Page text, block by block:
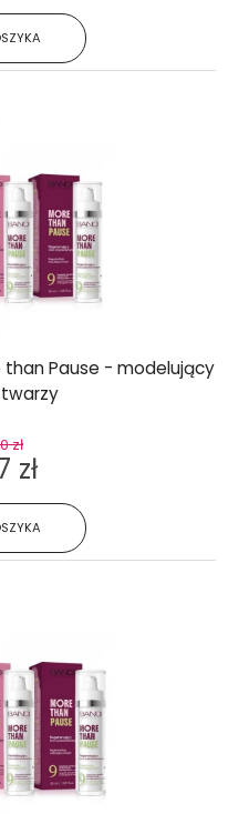
Pause - modelujący
zł
zł